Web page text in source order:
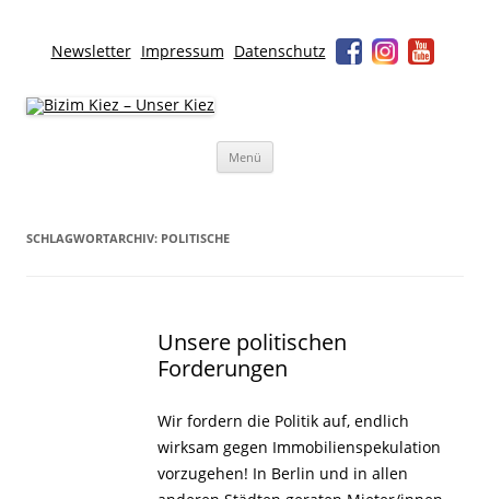
Newsletter Impressum Datenschutz
Bizim Kiez – Unser Kiez
Für lebendige Nachbarschaften und eine solidarische Stadt
Menü
SCHLAGWORTARCHIV: POLITISCHE
Unsere politischen
Forderungen
Wir fordern die Politik auf, endlich
wirksam gegen Immobilienspekulation
vorzugehen! In Berlin und in allen